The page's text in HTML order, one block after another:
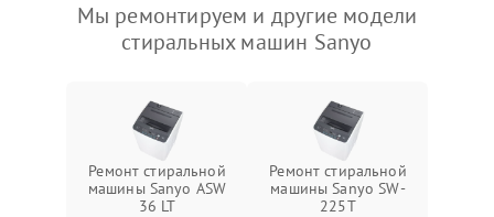
Мы ремонтируем и другие модели
стиральных машин Sanyo
Ремонт стиральной
машины Sanyo ASW
36 LT
Ремонт стиральной
машины Sanyo SW-
225T